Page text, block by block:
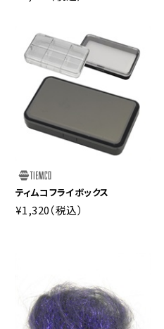
ティムコフライボックス
¥1,320（税込）